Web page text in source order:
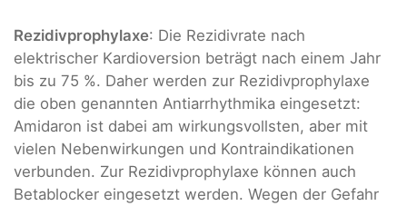
Rezidivprophylaxe: Die Rezidivrate nach
elektrischer Kardioversion beträgt nach einem Jahr
bis zu 75 %. Daher werden zur Rezidivprophylaxe
die oben genannten Antiarrhythmika eingesetzt:
Amidaron ist dabei am wirkungsvollsten, aber mit
vielen Nebenwirkungen und Kontraindikationen
verbunden. Zur Rezidivprophylaxe können auch
Betablocker eingesetzt werden. Wegen der Gefahr